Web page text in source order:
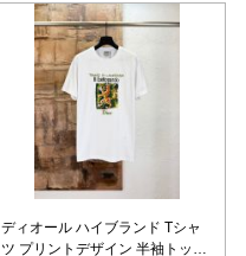
ディオール ハイブランド Tシャ
ツ プリントデザイン 半袖トップ